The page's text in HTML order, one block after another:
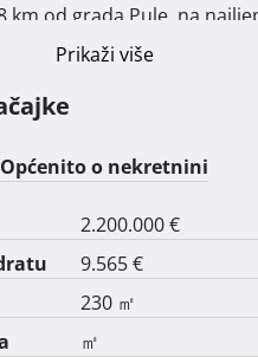
km od grada Pule, na
u elitnom naselju
226 m2, proteže se na
od hodnika u kojem se
kuhinjom i blagovaonicom
ostavaom, te jednom
sobom. U drugom
još jedna spavača soba,
mala kuhinjica sa
te ostava sa kotlovnicom.
Prikaži više
Općenito o nekretnini
2.200.000 €
9.565 €
230 ㎡
㎡